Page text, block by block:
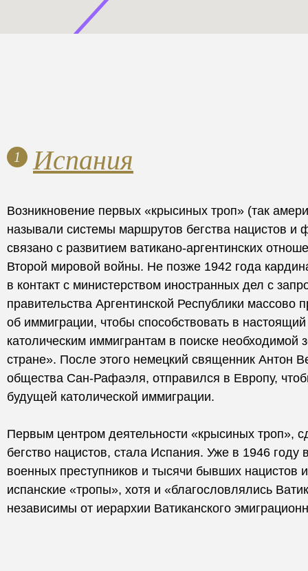
1 Испания
Возникновение первых «крысиных троп» (так
называли системы маршрутов бегства нацистов и
связано с развитием ватикано-аргентинских
Второй мировой войны. Не позже 1942 года
в контакт с министерством иностранных дел с
правительства Аргентинской Республики массово
об иммиграции, чтобы способствовать в
католическим иммигрантам в поиске необходимой
стране». После этого немецкий священник Антон
общества Сан-Рафаэля, отправился в Европу,
будущей католической иммиграции.
Первым центром деятельности «крысиных троп»,
бегство нацистов, стала Испания. Уже в 1946 году
военных преступников и тысячи бывших нацистов
испанские «тропы», хотя и «благословлялись
независимы от иерархии Ватиканского